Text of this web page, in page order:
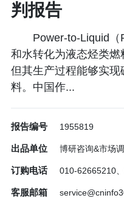
判报告
Power-to-Liquid
和水转化为液态烃类燃
但其生产过程能够实
料。中国作...
报告编号 1955819
出品单位 博研咨询&市场
订购电话 010-62665210
客服邮箱